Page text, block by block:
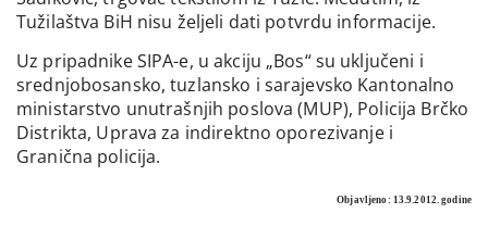
Tužilaštva BiH nisu željeli dati potvrdu informacije.
Uz pripadnike SIPA-e, u akciju „Bos“ su uključeni i
srednjobosansko, tuzlansko i sarajevsko Kantonalno
ministarstvo unutrašnjih poslova (MUP), Policija Brčko
Distrikta, Uprava za indirektno oporezivanje i
Granična policija.
Objavljeno: 13.9.2012. godine